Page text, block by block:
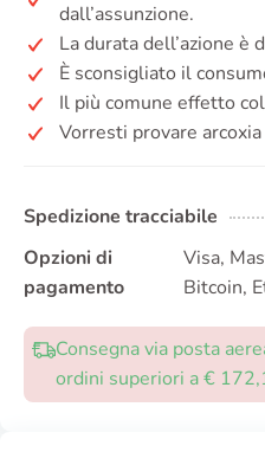
dall’assunzione.
La durata dell’azione è
È sconsigliato il
Il più comune effetto
Vorresti provare
Spedizione tracciabile
Opzioni di
pagamento
Visa,
Bitcoin,
Consegna via posta
ordini superiori a €